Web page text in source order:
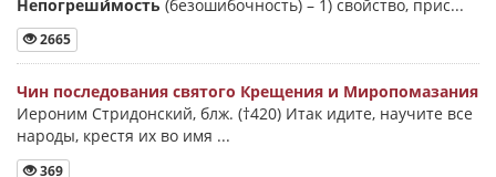
Непогреши́мость (безошибочность) – 1) свойство, прис...
2665
Чин последования святого Крещения и Миропомазания
Иероним Стридонский, блж. (†420) Итак идите, научите все
народы, крестя их во имя ...
369